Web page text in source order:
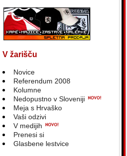
V žarišču
Novice
Referendum 2008
Kolumne
Nedopustno v Sloveniji
Meja s Hrvaško
Vaši odzivi
V medijih
Prenesi si
Glasbene lestvice